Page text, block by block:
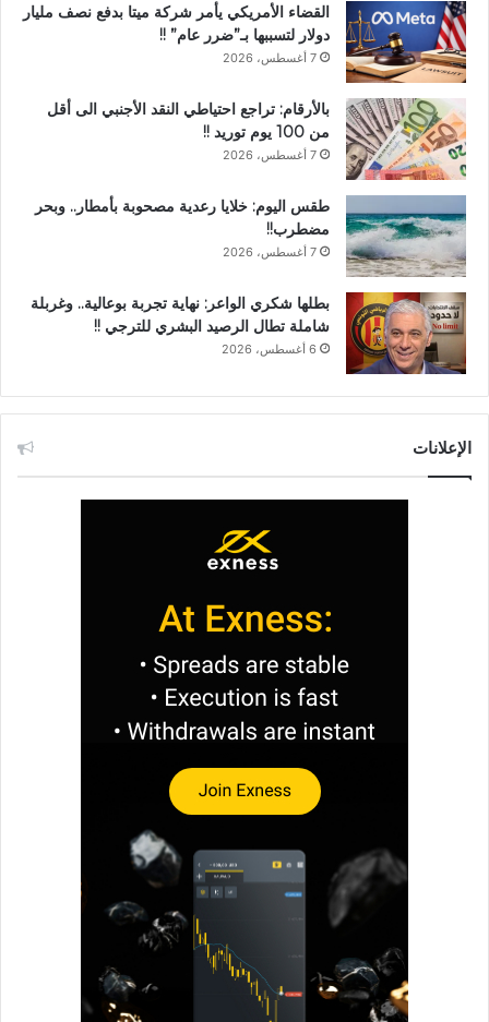
القضاء الأمريكي يأمر شركة ميتا بدفع نصف مليار
دولار لتسببها بـ”ضرر عام” !!
7 أغسطس، 2026
بالأرقام: تراجع احتياطي النقد الأجنبي الى أقل
من 100 يوم توريد !!
7 أغسطس، 2026
طقس اليوم: خلايا رعدية مصحوبة بأمطار.. وبحر
مضطرب!!
7 أغسطس، 2026
بطلها شكري الواعر: نهاية تجربة بوعالية.. وغربلة
شاملة تطال الرصيد البشري للترجي !!
6 أغسطس، 2026
الإعلانات